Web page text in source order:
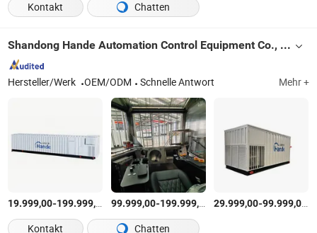
Kontakt Chatten
Shandong Hande Automation Control Equipment Co., Ltd.
Hersteller/Werk OEM/ODM Schnelle Antwort Mehr +
19.999,00-199.999,00 $/Satz
99.999,00-199.999,00 $/Satz
29.999,00-99.999,00 $
Kontakt
Chatten